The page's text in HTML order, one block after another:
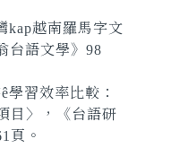
kap越南羅馬字文
台語文學》98
學習效率比較：
目〉，《台語研
頁。